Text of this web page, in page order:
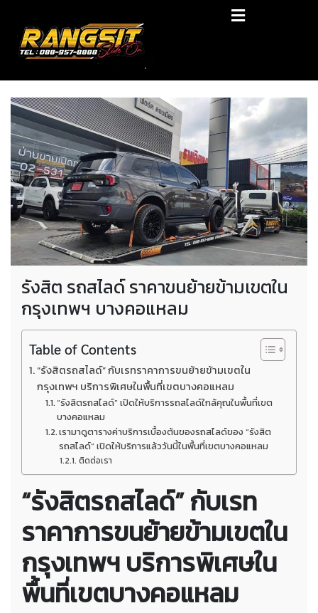
content
RANGSIT SlideON
รถยก168 รถสไลด์รังสิต รถสไลด์ ราคาถูก
รังสิต รถสไลด์ ราคาขนย้ายข้ามเขตใน
กรุงเทพฯ บางคอแหลม
Table of Contents
“รังสิตรถสไลด์” กับเรทราคาการขนย้ายข้ามเขตใน
กรุงเทพฯ บริการพิเศษในพื้นที่เขตบางคอแหลม
“รังสิตรถสไลด์” เปิดให้บริการรถสไลด์ใกล้คุณในพื้นที่เขต
บางคอแหลม
เรามาดูตารางค่าบริการเบื้องต้นของรถสไลด์ของ “รังสิต
รถสไลด์” เปิดให้บริการแล้ววันนี้ในพื้นที่เขตบางคอแหลม
ติดต่อเรา
“รังสิตรถสไลด์” กับเรท
ราคาการขนย้ายข้ามเขตใน
กรุงเทพฯ บริการพิเศษใน
พื้นที่เขตบางคอแหลม